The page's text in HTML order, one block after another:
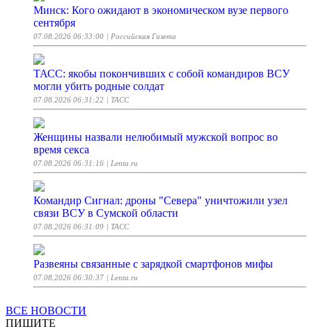
Минск: Кого ожидают в экономическом вузе первого
сентября
07.08.2026 06:33:00 | Российская Газета
ТАСС: якобы покончивших с собой командиров ВСУ
могли убить родные солдат
07.08.2026 06:31:22 | ТАСС
Женщины назвали нелюбимый мужской вопрос во
время секса
07.08.2026 06:31:16 | Lenta.ru
Командир Сигнал: дроны "Севера" уничтожили узел
связи ВСУ в Сумской области
07.08.2026 06:31:09 | ТАСС
Развеяны связанные с зарядкой смартфонов мифы
07.08.2026 06:30:37 | Lenta.ru
В Томске от остатков нефтепродуктов очистили более 5
ВСЕ НОВОСТИ
ПИШИТЕ